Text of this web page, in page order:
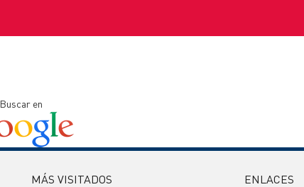
Buscar en
MÁS VISITADOS ENLACES